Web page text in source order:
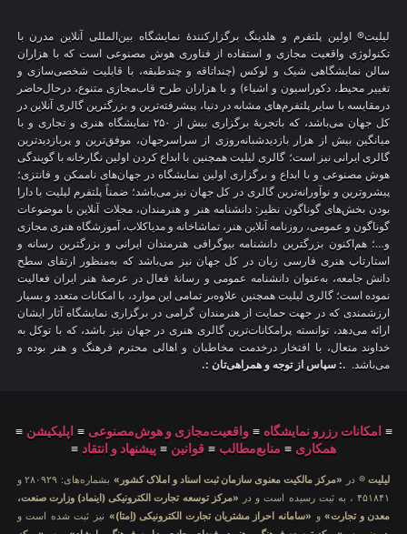
لیلیت® اولین پلتفرم و هلدینگ برگزارکنندهٔ نمایشگاه بین‌المللی آنلاین مدرن با
تکنولوژی واقعیت مجازی و استفاده از فناوری هوش مصنوعی است که با هزاران
سالن نمایشگاهی شیک و لوکس (چنداتاقه و چندطبقه، با قابلیت شخصی‌سازی و
تغییر محیط، دکوراسیون و اشیاء) و با هزاران طرح قاب‌مجازی متنوع، درحال‌حاضر
درمقایسه با سایر پلتفرم‌های مشابه در دنیا، پیشرفته‌ترین و بزرگترین گالری آنلاین در
کل جهان می‌باشد، که باتجربهٔ برگزاری بیش از ۲۵۰ نمایشگاه هنری و تجاری و با
میانگین بیش از هزار بازدیدشبانه‌روزی از سراسرجهان، موفق‌ترین و پربازدیدترین
گالری ایرانی نیز است؛ گالری لیلیت همچنین با ابداع کردن اولین نگارخانه با گویندگی
هوش مصنوعی و با ابداع و برگزاری اولین نمایشگاه در جهان‌های ناممکن و فانتزی؛
پیشروترین و نوآورانه‌ترین گالری در کل جهان نیز می‌باشد؛ ضمناً پلتفرم لیلیت با دارا
بودن بخش‌های گوناگون نظیر: دانشنامه هنر و هنرمندان، مجلات آنلاین با موضوعات
گوناگون و عمومی، روزنامه آنلاین هنر، تماشاخانه و مدیاکلاب، آموزشگاه هنری مجازی
و…؛ هم‌اکنون بزرگترین دانشنامه بیوگرافی هنرمندان ایرانی و بزرگترین رسانه و
استارتاپ هنری فارسی زبان در کل جهان نیز می‌باشد که به‌منظور ارتقای سطح
دانش جامعه، به‌عنوان دانشنامه عمومی و رسانهٔ فعال در عرصهٔ هنر ایران فعالیت
نموده است؛ گالری لیلیت همچنین علاوه‌بر تمامی این موارد، با امکانات متعدد و بسیار
ارزشمندی که در جهت حمایت از هنرمندان گرامی در برگزاری نمایشگاه آثار ایشان
ارائه می‌دهد، توانسته پرامکانات‌ترین گالری هنری در جهان نیز باشد، که با توکل به
خداوند متعال، با افتخار درخدمت مخاطبان و اهالی محترم فرهنگ و هنر بوده و
می‌باشد. .: سپاس از توجه و همراهی‌تان :.
≡ امکانات رزرو نمایشگاه ≡واقعیت‌مجازی و هوش‌مصنوعی ≡ اپلیکیشن ≡
همکاری ≡ منابع‌مطالب ≡ قوانین ≡ پیشنهاد و انتقاد ≡
لیلیت® در «مرکز مالکیت معنوی سازمان ثبت اسناد و املاک کشور»
بشماره‌های: ۲۸۰۹۲۹ و
۴۵۱۸۴۱ ، به ثبت رسیده است و در
«مرکز توسعه تجارت الکترونیکی (اینماد) وزارت صنعت،
معدن و تجارت»و «سامانه احراز مشتریان تجارت الکترونیکی (اِمتا)» نیز ثبت شده است و